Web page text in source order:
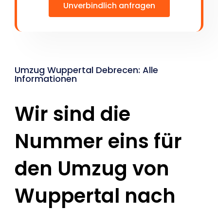
Unverbindlich anfragen
Umzug Wuppertal Debrecen: Alle
Informationen
Wir sind die
Nummer eins für
den Umzug von
Wuppertal nach